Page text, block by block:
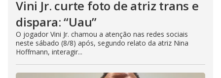
Vini Jr. curte foto de atriz trans e
dispara: “Uau”
O jogador Vini Jr. chamou a atenção nas redes sociais
neste sábado (8/8) após, segundo relato da atriz Nina
Hoffmann, interagir...